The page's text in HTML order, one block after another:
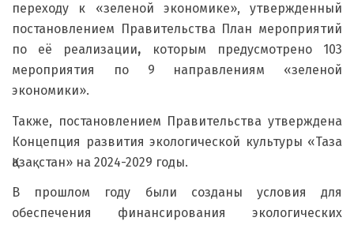
переходу к «зеленой экономике», утвержденный
постановлением Правительства План мероприятий
по её реализации,
которым предусмотрено 103
мероприятия по 9 направлениям «зеленой
экономики».
Также, постановлением Правительства утверждена
Концепция развития экологической культуры «Таза
Қазақстан» на 2024-2029 годы.
В прошлом году были созданы условия для
обеспечения финансирования экологических